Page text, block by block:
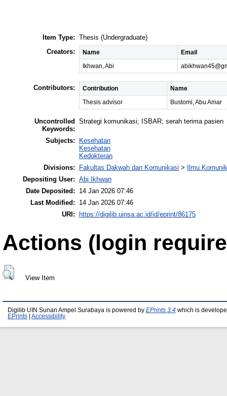
Item Type: Thesis (Undergraduate)
Creators:
Name
Email
Ikhwan, Abi
Contributors: Contribution
Name
Thesis advisor
Bustomi, Abu Amar
Uncontrolled
Keywords:
Strategi komunikasi; ISBAR; serah terima pasien
Subjects:
Kesehatan
Kesehatan
Kedokteran
Divisions:
Fakultas Dakwah dan Komunikasi >
Ilmu
Depositing User: Abi Ikhwan
Date Deposited:
14 Jan 2026 07:46
Last Modified:
14 Jan 2026 07:46
URI:
https://digilib.uinsa.ac.id/id/eprint/86175
Actions (login
View Item
Digilib UIN Sunan Ampel Surabaya is powered by EPrints 3.4 which is
EPrints
Accessibility